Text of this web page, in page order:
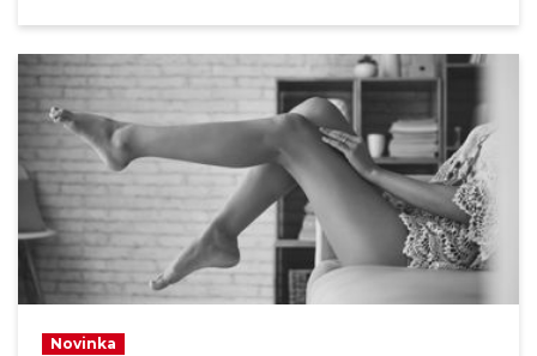
Novinka